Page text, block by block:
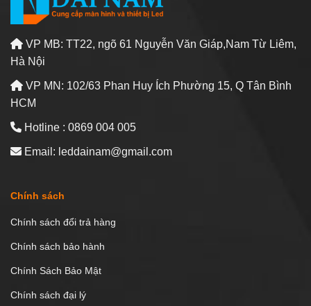
VP MB: TT22, ngõ 61 Nguyễn Văn Giáp,Nam Từ Liêm,
Hà Nội
VP MN: 102/63 Phan Huy Ích Phường 15, Q Tân Bình
HCM
Hotline : 0869 004 005
Email: leddainam@gmail.com
Chính sách
Chính sách đổi trả hàng
Chính sách bảo hành
Chính Sách Bảo Mật
Chính sách đại lý